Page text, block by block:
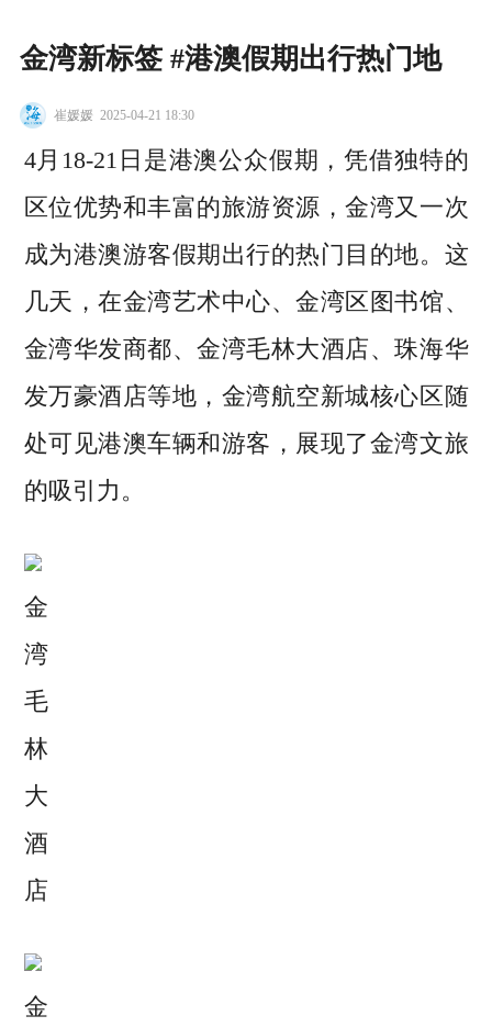
金湾新标签 #港澳假期出行热门地
崔媛媛 2025-04-21 18:30
4月18-21日是港澳公众假期，凭借独特的
区位优势和丰富的旅游资源，金湾又一次
成为港澳游客假期出行的热门目的地。这
几天，在金湾艺术中心、金湾区图书馆、
金湾华发商都、金湾毛林大酒店、珠海华
发万豪酒店等地，金湾航空新城核心区随
处可见港澳车辆和游客，展现了金湾文旅
的吸引力。
金
湾
毛
林
大
酒
店
金